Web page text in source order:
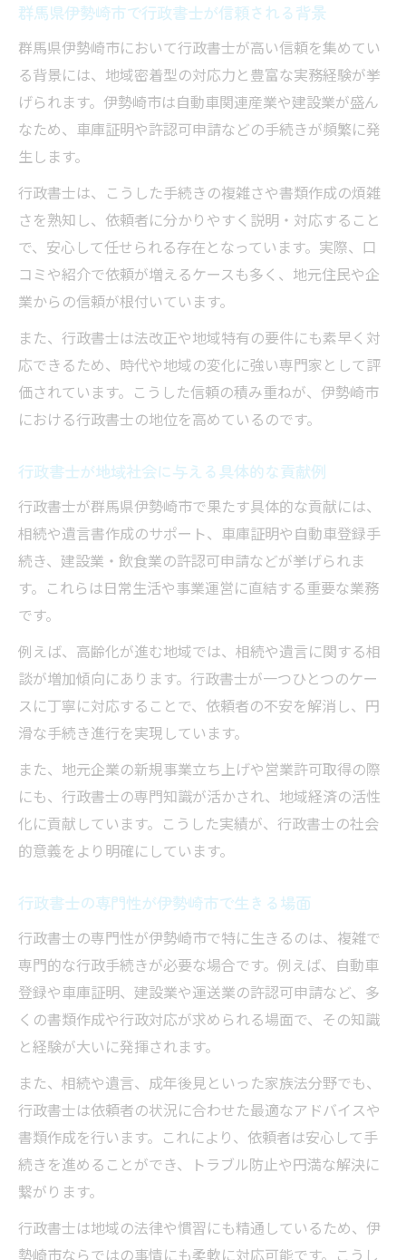
行政書士が伊勢崎市で扱う代表的な業務
行政書士による車庫証明手続きサポートの
特徴
行政書士が地域で求められる相続支援サー
ビス
る理由
行政書士が伊勢崎市で直面する独自の課題
と工夫
行政書士として地域貢献する方法を探る
行政書士が地域イベントで果たす役割とは
行政書士の無料相談会が地域にもたらす価
行政書士が地域住民と信頼を築く方法を解
説
行政書士に向いている人柄や適性を解説
行政書士に必要とされる性格や資質とは
行政書士の仕事に向いている人の特徴を紹
行政書士を目指す人が意識したい適性
行政書士の業務で生きる人柄のポイント
行政書士の適性判断に役立つチェック項目
群馬県伊勢崎市で行政書士が信頼される背景
群馬県伊勢崎市において行政書士が高い信頼を集めてい
る背景には、地域密着型の対応力と豊富な実務経験が挙
げられます。伊勢崎市は自動車関連産業や建設業が盛ん
なため、車庫証明や許認可申請などの手続きが頻繁に発
生します。
行政書士は、こうした手続きの複雑さや書類作成の煩雑
さを熟知し、依頼者に分かりやすく説明・対応すること
で、安心して任せられる存在となっています。実際、口
コミや紹介で依頼が増えるケースも多く、地元住民や企
業からの信頼が根付いています。
また、行政書士は法改正や地域特有の要件にも素早く対
応できるため、時代や地域の変化に強い専門家として評
価されています。こうした信頼の積み重ねが、伊勢崎市
における行政書士の地位を高めているのです。
行政書士が地域社会に与える具体的な貢献例
行政書士が群馬県伊勢崎市で果たす具体的な貢献には、
相続や遺言書作成のサポート、車庫証明や自動車登録手
続き、建設業・飲食業の許認可申請などが挙げられま
す。これらは日常生活や事業運営に直結する重要な業務
です。
例えば、高齢化が進む地域では、相続や遺言に関する相
談が増加傾向にあります。行政書士が一つひとつのケー
スに丁寧に対応することで、依頼者の不安を解消し、円
滑な手続き進行を実現しています。
また、地元企業の新規事業立ち上げや営業許可取得の際
にも、行政書士の専門知識が活かされ、地域経済の活性
化に貢献しています。こうした実績が、行政書士の社会
的意義をより明確にしています。
行政書士の専門性が伊勢崎市で生きる場面
行政書士の専門性が伊勢崎市で特に生きるのは、複雑で
専門的な行政手続きが必要な場合です。例えば、自動車
登録や車庫証明、建設業や運送業の許認可申請など、多
くの書類作成や行政対応が求められる場面で、その知識
と経験が大いに発揮されます。
また、相続や遺言、成年後見といった家族法分野でも、
行政書士は依頼者の状況に合わせた最適なアドバイスや
書類作成を行います。これにより、依頼者は安心して手
続きを進めることができ、トラブル防止や円満な解決に
繋がります。
行政書士は地域の法律や慣習にも精通しているため、伊
勢崎市ならではの事情にも柔軟に対応可能です。こうし